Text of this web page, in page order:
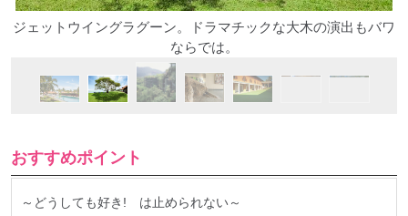
ジェットウイングラグーン。ドラマチックな大木の演出もバワ
ならでは。
おすすめポイント
～どうしても好き! は止められない～